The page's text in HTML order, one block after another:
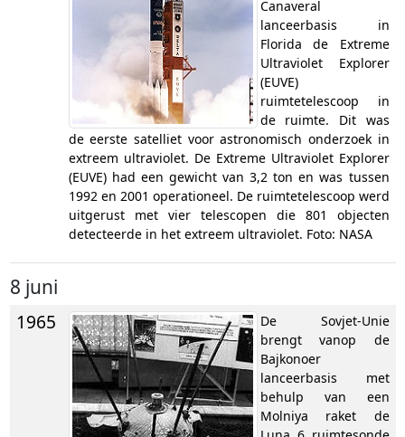
Canaveral
lanceerbasis in
Florida de Extreme
Ultraviolet Explorer
(EUVE)
ruimtetelescoop in
de ruimte. Dit was
de eerste satelliet voor astronomisch onderzoek in
extreem ultraviolet. De Extreme Ultraviolet Explorer
(EUVE) had een gewicht van 3,2 ton en was tussen
1992 en 2001 operationeel. De ruimtetelescoop werd
uitgerust met vier telescopen die 801 objecten
detecteerde in het extreem ultraviolet. Foto: NASA
8 juni
1965
De Sovjet-Unie
brengt vanop de
Bajkonoer
lanceerbasis met
behulp van een
Molniya raket de